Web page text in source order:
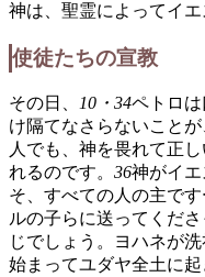
神は、聖霊によってイエ
使徒たちの宣教
その日、 10・34ペトロ
け隔てなさらないことが
人でも、神を畏れて正
れるのです。 36神がイ
そ、すべての人の主で
ルの子らに送ってくださ
じでしょう。ヨハネが
始まってユダヤ全土に起